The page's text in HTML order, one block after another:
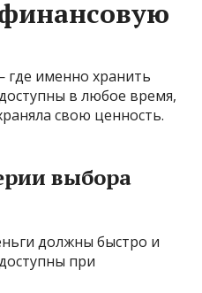
именно хранить
в любое время,
свою ценность.
выбора
должны быстро и
при